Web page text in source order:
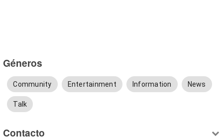
Géneros
Community Entertainment Information News
Talk
Contacto